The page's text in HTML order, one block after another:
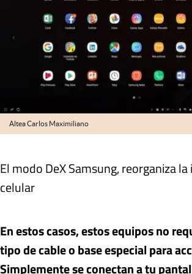
Altea Carlos Maximiliano
El modo DeX Samsung, reorganiza
celular
En estos casos, estos equipos no
tipo de cable o base especial para
Simplemente se conectan a tu